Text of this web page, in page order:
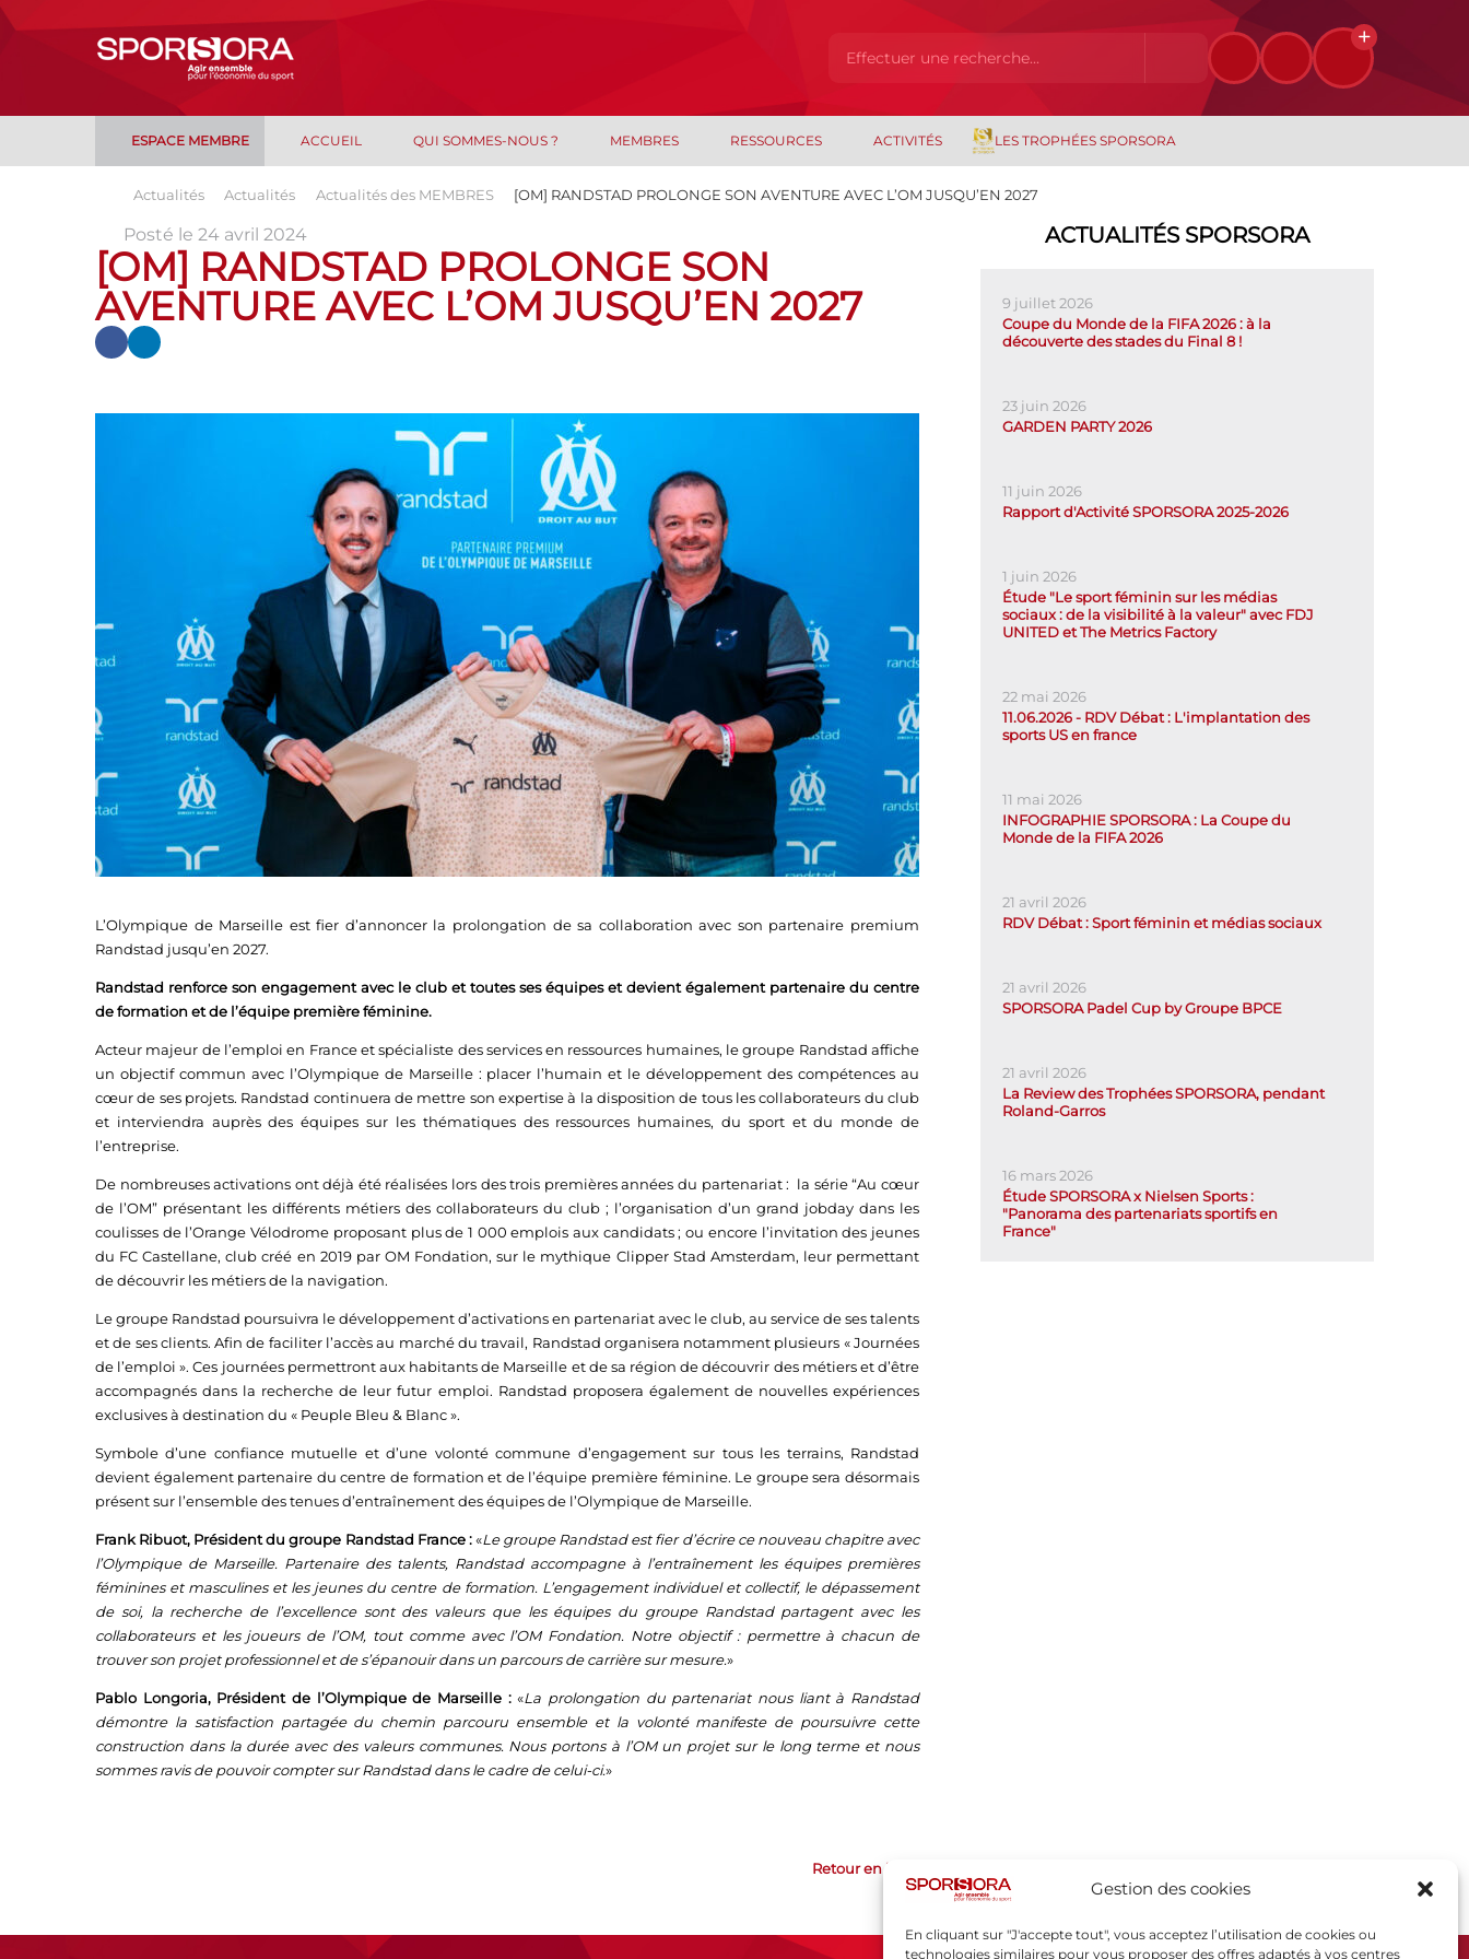
Gestion des cookies
En cliquant sur "J'accepte tout", vous acceptez l’utilisation de cookies ou
technologies similaires pour vous proposer des offres adaptés à vos centres
ESPACE MEMBRE ACCUEIL QUI SOMMES-NOUS ? MEMBRES RESSOURCES ACTIVITÉS LES TROPHÉES SPORSORA
Actualités Actualités Actualités des MEMBRES [OM] RANDSTAD PROLONGE SON AVENTURE AVEC L’OM JUSQU’EN 2027
Posté le 24 avril 2024
[OM] RANDSTAD PROLONGE SON
AVENTURE AVEC L’OM JUSQU’EN 2027
L’Olympique de Marseille est fier d’annoncer la prolongation de sa collaboration avec son partenaire premium
Randstad jusqu’en 2027.
Randstad renforce son engagement avec le club et toutes ses équipes et devient également partenaire du centre
de formation et de l’équipe première féminine.
Acteur majeur de l’emploi en France et spécialiste des services en ressources humaines, le groupe Randstad affiche
un objectif commun avec l’Olympique de Marseille : placer l’humain et le développement des compétences au
cœur de ses projets. Randstad continuera de mettre son expertise à la disposition de tous les collaborateurs du club
et interviendra auprès des équipes sur les thématiques des ressources humaines, du sport et du monde de
l’entreprise.
De nombreuses activations ont déjà été réalisées lors des trois premières années du partenariat : la série “Au cœur
de l’OM” présentant les différents métiers des collaborateurs du club ; l’organisation d’un grand jobday dans les
coulisses de l’Orange Vélodrome proposant plus de 1 000 emplois aux candidats ; ou encore l’invitation des jeunes
du FC Castellane, club créé en 2019 par OM Fondation, sur le mythique Clipper Stad Amsterdam, leur permettant
de découvrir les métiers de la navigation.
Le groupe Randstad poursuivra le développement d’activations en partenariat avec le club, au service de ses talents
et de ses clients. Afin de faciliter l’accès au marché du travail, Randstad organisera notamment plusieurs « Journées
de l’emploi ». Ces journées permettront aux habitants de Marseille et de sa région de découvrir des métiers et d’être
accompagnés dans la recherche de leur futur emploi. Randstad proposera également de nouvelles expériences
exclusives à destination du « Peuple Bleu & Blanc ».
Symbole d’une confiance mutuelle et d’une volonté commune d’engagement sur tous les terrains, Randstad
devient également partenaire du centre de formation et de l’équipe première féminine. Le groupe sera désormais
présent sur l’ensemble des tenues d’entraînement des équipes de l’Olympique de Marseille.
Frank Ribuot, Président du groupe Randstad France :«Le groupe Randstad est fier d’écrire ce nouveau chapitre avec
l’Olympique de Marseille. Partenaire des talents, Randstad accompagne à l’entraînement les équipes premières
féminines et masculines et les jeunes du centre de formation. L’engagement individuel et collectif, le dépassement
de soi, la recherche de l’excellence sont des valeurs que les équipes du groupe Randstad partagent avec les
collaborateurs et les joueurs de l’OM, tout comme avec l’OM Fondation. Notre objectif : permettre à chacun de
trouver son projet professionnel et de s’épanouir dans un parcours de carrière sur mesure.»
Pablo Longoria, Président de l’Olympique de Marseille :«La prolongation du partenariat nous liant à Randstad
démontre la satisfaction partagée du chemin parcouru ensemble et la volonté manifeste de poursuivre cette
construction dans la durée avec des valeurs communes. Nous portons à l’OM un projet sur le long terme et nous
sommes ravis de pouvoir compter sur Randstad dans le cadre de celui-ci.»
Retour en haut
ACTUALITÉS SPORSORA
9 juillet 2026
Coupe du Monde de la FIFA 2026 : à la
découverte des stades du Final 8 !
23 juin 2026
GARDEN PARTY 2026
11 juin 2026
Rapport d'Activité SPORSORA 2025-2026
1 juin 2026
Étude "Le sport féminin sur les médias
sociaux : de la visibilité à la valeur" avec FDJ
UNITED et The Metrics Factory
22 mai 2026
11.06.2026 - RDV Débat : L'implantation des
sports US en france
11 mai 2026
INFOGRAPHIE SPORSORA : La Coupe du
Monde de la FIFA 2026
21 avril 2026
RDV Débat : Sport féminin et médias sociaux
21 avril 2026
SPORSORA Padel Cup by Groupe BPCE
21 avril 2026
La Review des Trophées SPORSORA, pendant
Roland-Garros
16 mars 2026
Étude SPORSORA x Nielsen Sports :
"Panorama des partenariats sportifs en
France"